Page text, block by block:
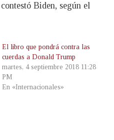
Biden, según el
El libro que pondrá contra las
cuerdas a Donald Trump
martes, 4 septiembre 2018 11:28
PM
En «Internacionales»